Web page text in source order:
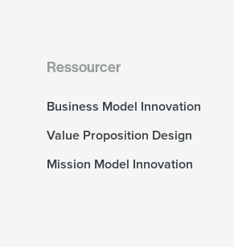
Ressourcer
Business Model Innovation
Value Proposition Design
Mission Model Innovation